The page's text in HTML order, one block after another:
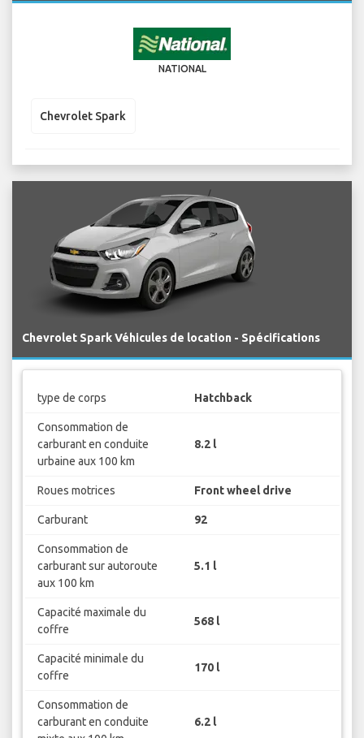
NATIONAL
Chevrolet Spark
Chevrolet Spark Véhicules de location - Spécifications
type de corps Hatchback
Consommation de
carburant en conduite
urbaine aux 100 km
8.2 l
Roues motrices Front wheel drive
Carburant 92
Consommation de
carburant sur autoroute
aux 100 km
5.1 l
Capacité maximale du
coffre
568 l
Capacité minimale du
coffre
170 l
Consommation de
carburant en conduite
6.2 l